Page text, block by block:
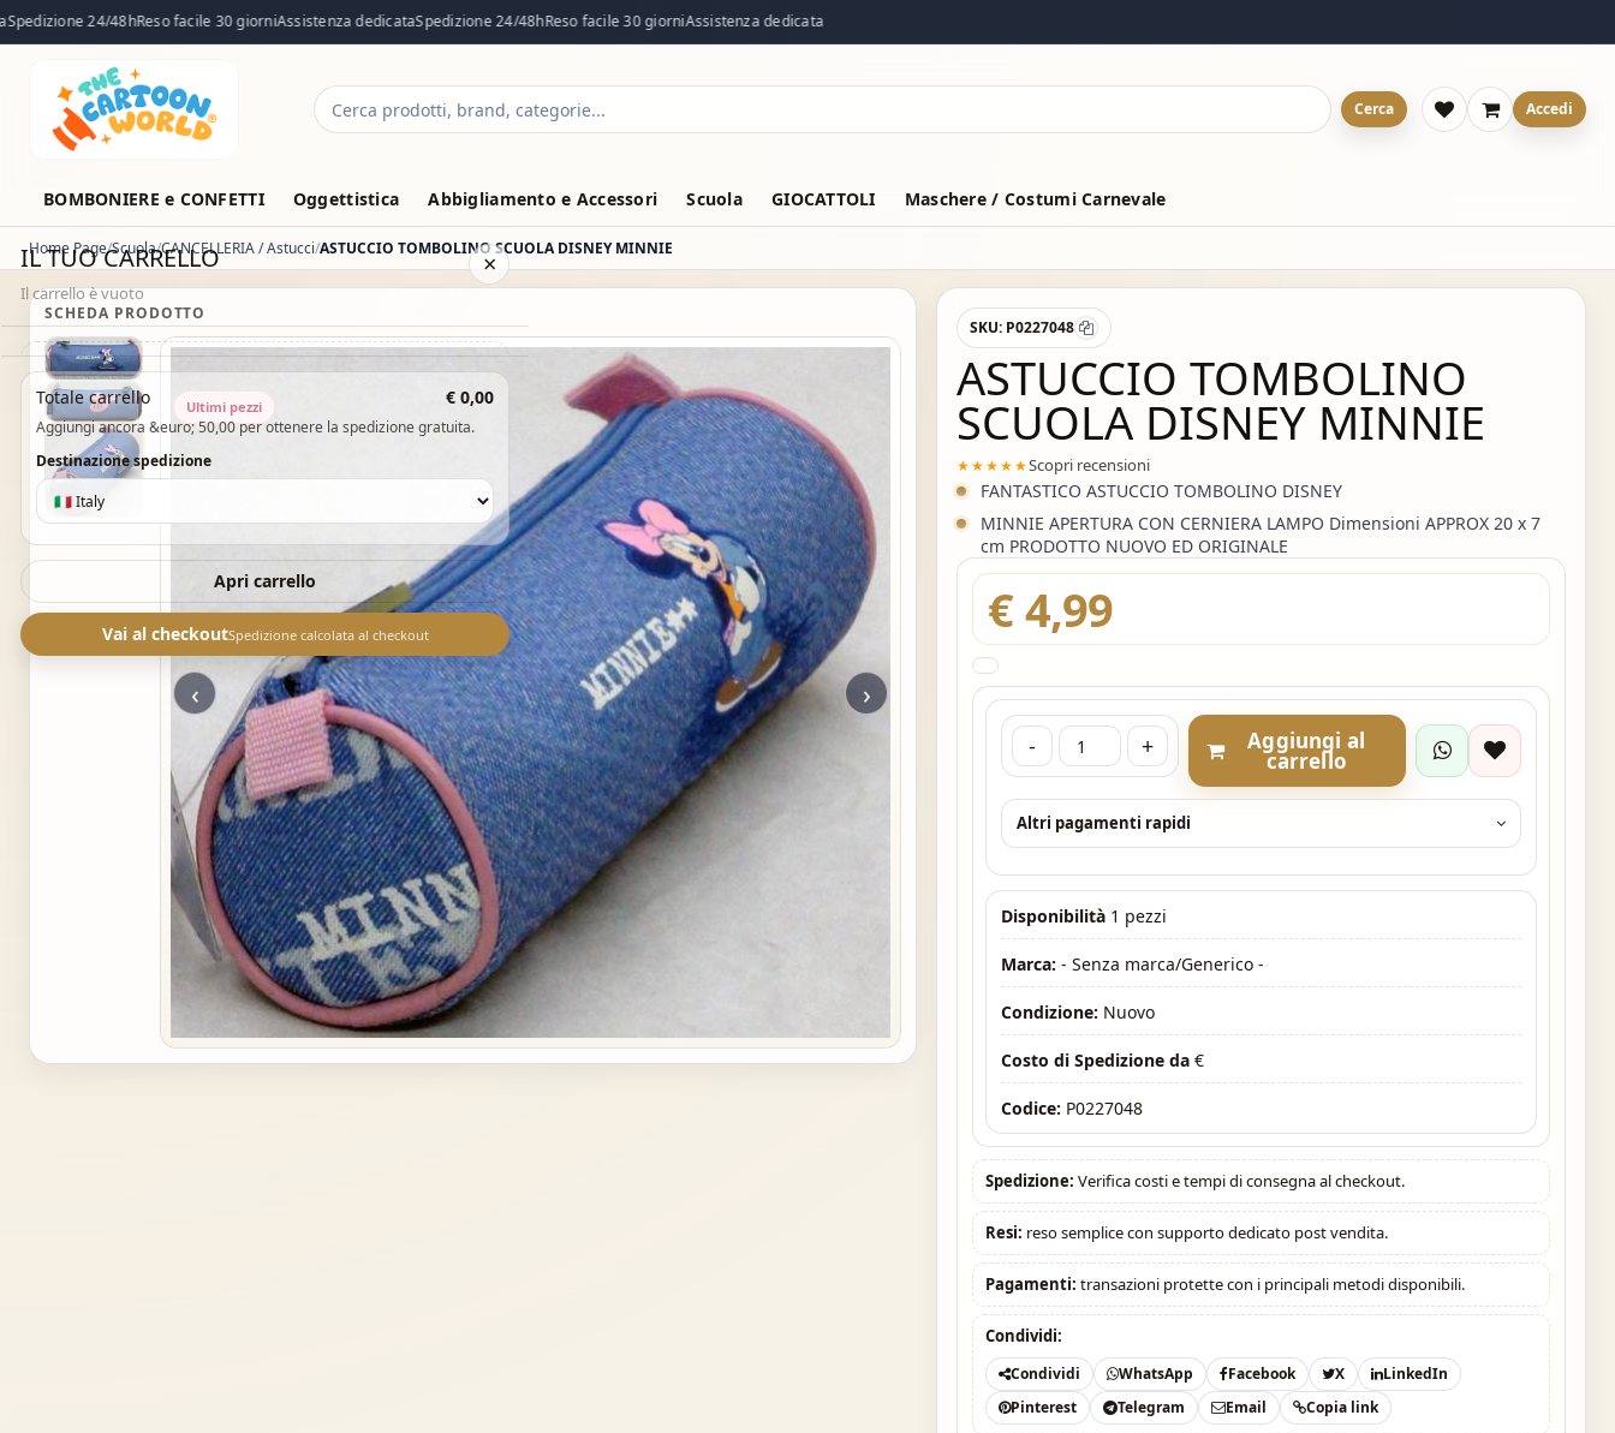
24/48hReso facile 30 giorniAssistenza dedicataSpedizione 24/48hReso facile 30 giorniAssistenza dedicata
Cerca
Cerca Accedi
BOMBONIERE e CONFETTI Oggettistica Abbigliamento e Accessori Scuola GIOCATTOLI Maschere / Costumi Carnevale
IL TUO CARRELLO
Il carrello è vuoto
×
Il carrello è vuoto. Esplora il catalogo e aggiungi i prodotti che
desideri.
Vai al catalogo
Totale carrello € 0,00
Aggiungi ancora &euro; 50,00 per ottenere la spedizione gratuita.
Destinazione spedizione
Apri carrello
Vai al checkoutSpedizione calcolata al checkout
Home Page Scuola CANCELLERIA / Astucci ASTUCCIO TOMBOLINO SCUOLA DISNEY MINNIE
SCHEDA PRODOTTO
‹ ›
Ultimi pezzi
SKU: P0227048
ASTUCCIO TOMBOLINO
SCUOLA DISNEY MINNIE
★★★★★Scopri recensioni
FANTASTICO ASTUCCIO TOMBOLINO DISNEY
MINNIE APERTURA CON CERNIERA LAMPO Dimensioni APPROX 20 x 7
cm PRODOTTO NUOVO ED ORIGINALE
€ 4,99
- + Aggiungi al
carrello
Altri pagamenti rapidi
Disponibilità 1 pezzi
Marca: - Senza marca/Generico -
Condizione: Nuovo
Costo di Spedizione da €
Codice: P0227048
Spedizione: Verifica costi e tempi di consegna al checkout.
Resi: reso semplice con supporto dedicato post vendita.
Pagamenti: transazioni protette con i principali metodi disponibili.
Condividi:
Condividi WhatsApp Facebook X
LinkedIn
Pinterest
Telegram Email Copia link